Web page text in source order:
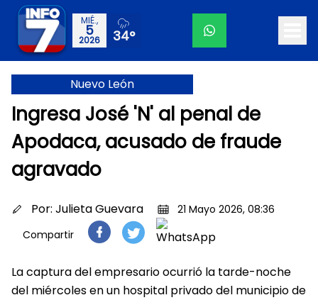
MIÉ.,
5
2026 34°
Nuevo León
Ingresa José 'N' al penal de
Apodaca, acusado de fraude
agravado
Por: Julieta Guevara
21 Mayo 2026, 08:36
Compartir
La captura del empresario ocurrió la tarde-noche
del miércoles en un hospital privado del municipio de